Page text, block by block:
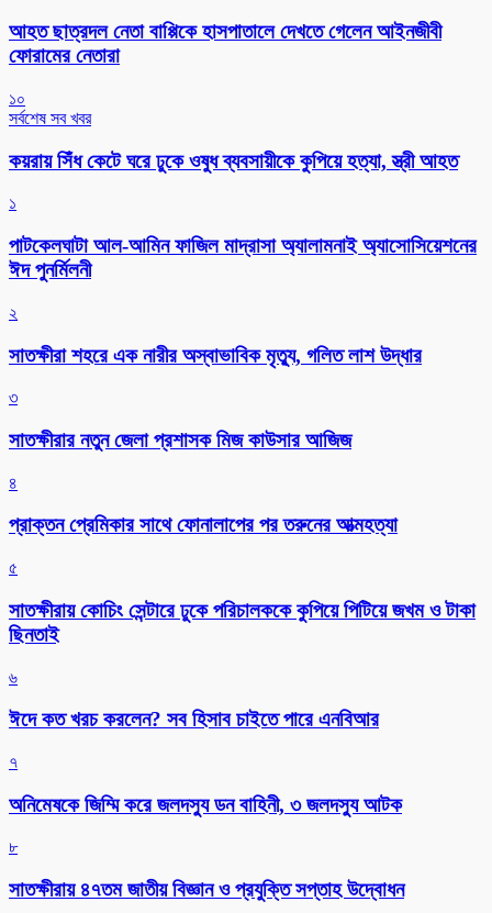
আহত ছাত্রদল নেতা বাপ্পিকে হাসপাতালে দেখতে গেলেন আইনজীবী
ফোরামের নেতারা
১০
সর্বশেষ সব খবর
কয়রায় সিঁধ কেটে ঘরে ঢুকে ওষুধ ব্যবসায়ীকে কুপিয়ে হত্যা, স্ত্রী আহত
১
পাটকেলঘাটা আল-আমিন ফাজিল মাদ্রাসা অ্যালামনাই অ্যাসোসিয়েশনের
ঈদ পুনর্মিলনী
২
সাতক্ষীরা শহরে এক নারীর অস্বাভাবিক মৃত্যু, গলিত লাশ উদ্ধার
৩
সাতক্ষীরার নতুন জেলা প্রশাসক মিজ কাউসার আজিজ
৪
প্রাক্তন প্রেমিকার সাথে ফোনালাপের পর তরুনের আত্মহত্যা
৫
সাতক্ষীরায় কোচিং সেন্টারে ঢুকে পরিচালককে কুপিয়ে পিটিয়ে জখম ও টাকা
ছিনতাই
৬
ঈদে কত খরচ করলেন? সব হিসাব চাইতে পারে এনবিআর
৭
অনিমেষকে জিম্মি করে জলদস্যু ডন বাহিনী, ৩ জলদস্যু আটক
৮
সাতক্ষীরায় ৪৭তম জাতীয় বিজ্ঞান ও প্রযুক্তি সপ্তাহ উদ্বোধন